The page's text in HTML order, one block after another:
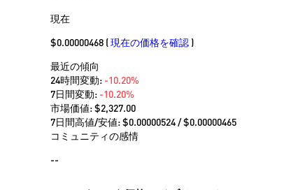
現在
$0.00000468 (現在の価格を確認 )
最近の傾向
24時間変動: -10.20%
7日間変動: -10.20%
市場価値:$2,327.00
7日間高値/安値: $0.00000524/ $0.00000465
コミュニティの感情
--